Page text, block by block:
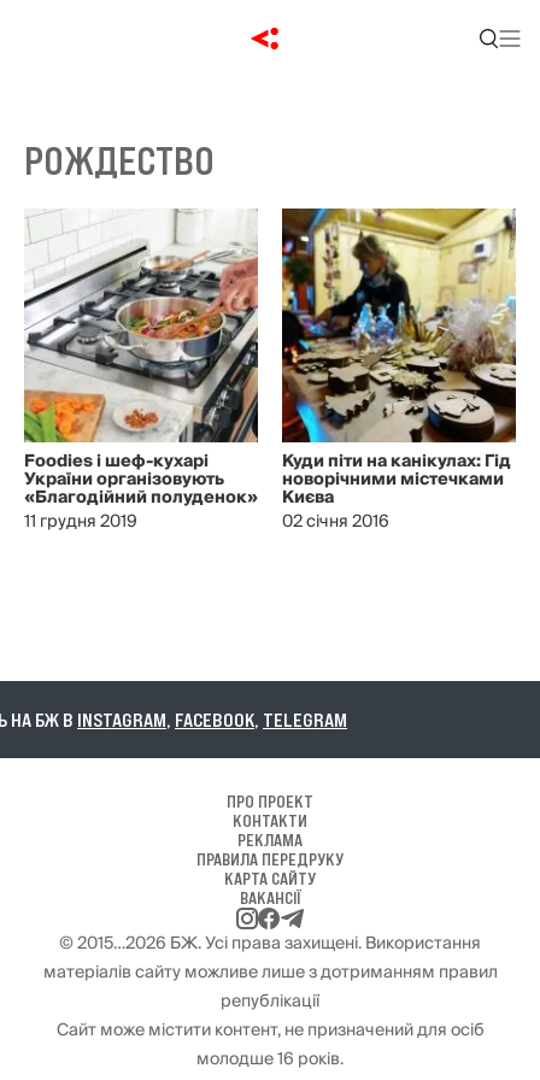
РОЖДЕСТВО
Foodies і шеф-кухарі
України організовують
«Благодійний полуденок»
11 грудня 2019
Куди піти на канікулах: Гід
новорічними містечками
Києва
02 січня 2016
БЖ В INSTAGRAM,FACEBOOK,TELEGRAM
ПРО ПРОЕКТ
КОНТАКТИ
РЕКЛАМА
ПРАВИЛА ПЕРЕДРУКУ
КАРТА САЙТУ
ВАКАНСІЇ
© 2015…2026 БЖ. Усі права захищені. Використання
матеріалів сайту можливе лише з дотриманням правил
републікації
Сайт може містити контент, не призначений для осіб
молодше 16 років.